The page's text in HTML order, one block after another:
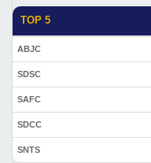
TOP 5
ABJC
SDSC
SAFC
SDCC
SNTS